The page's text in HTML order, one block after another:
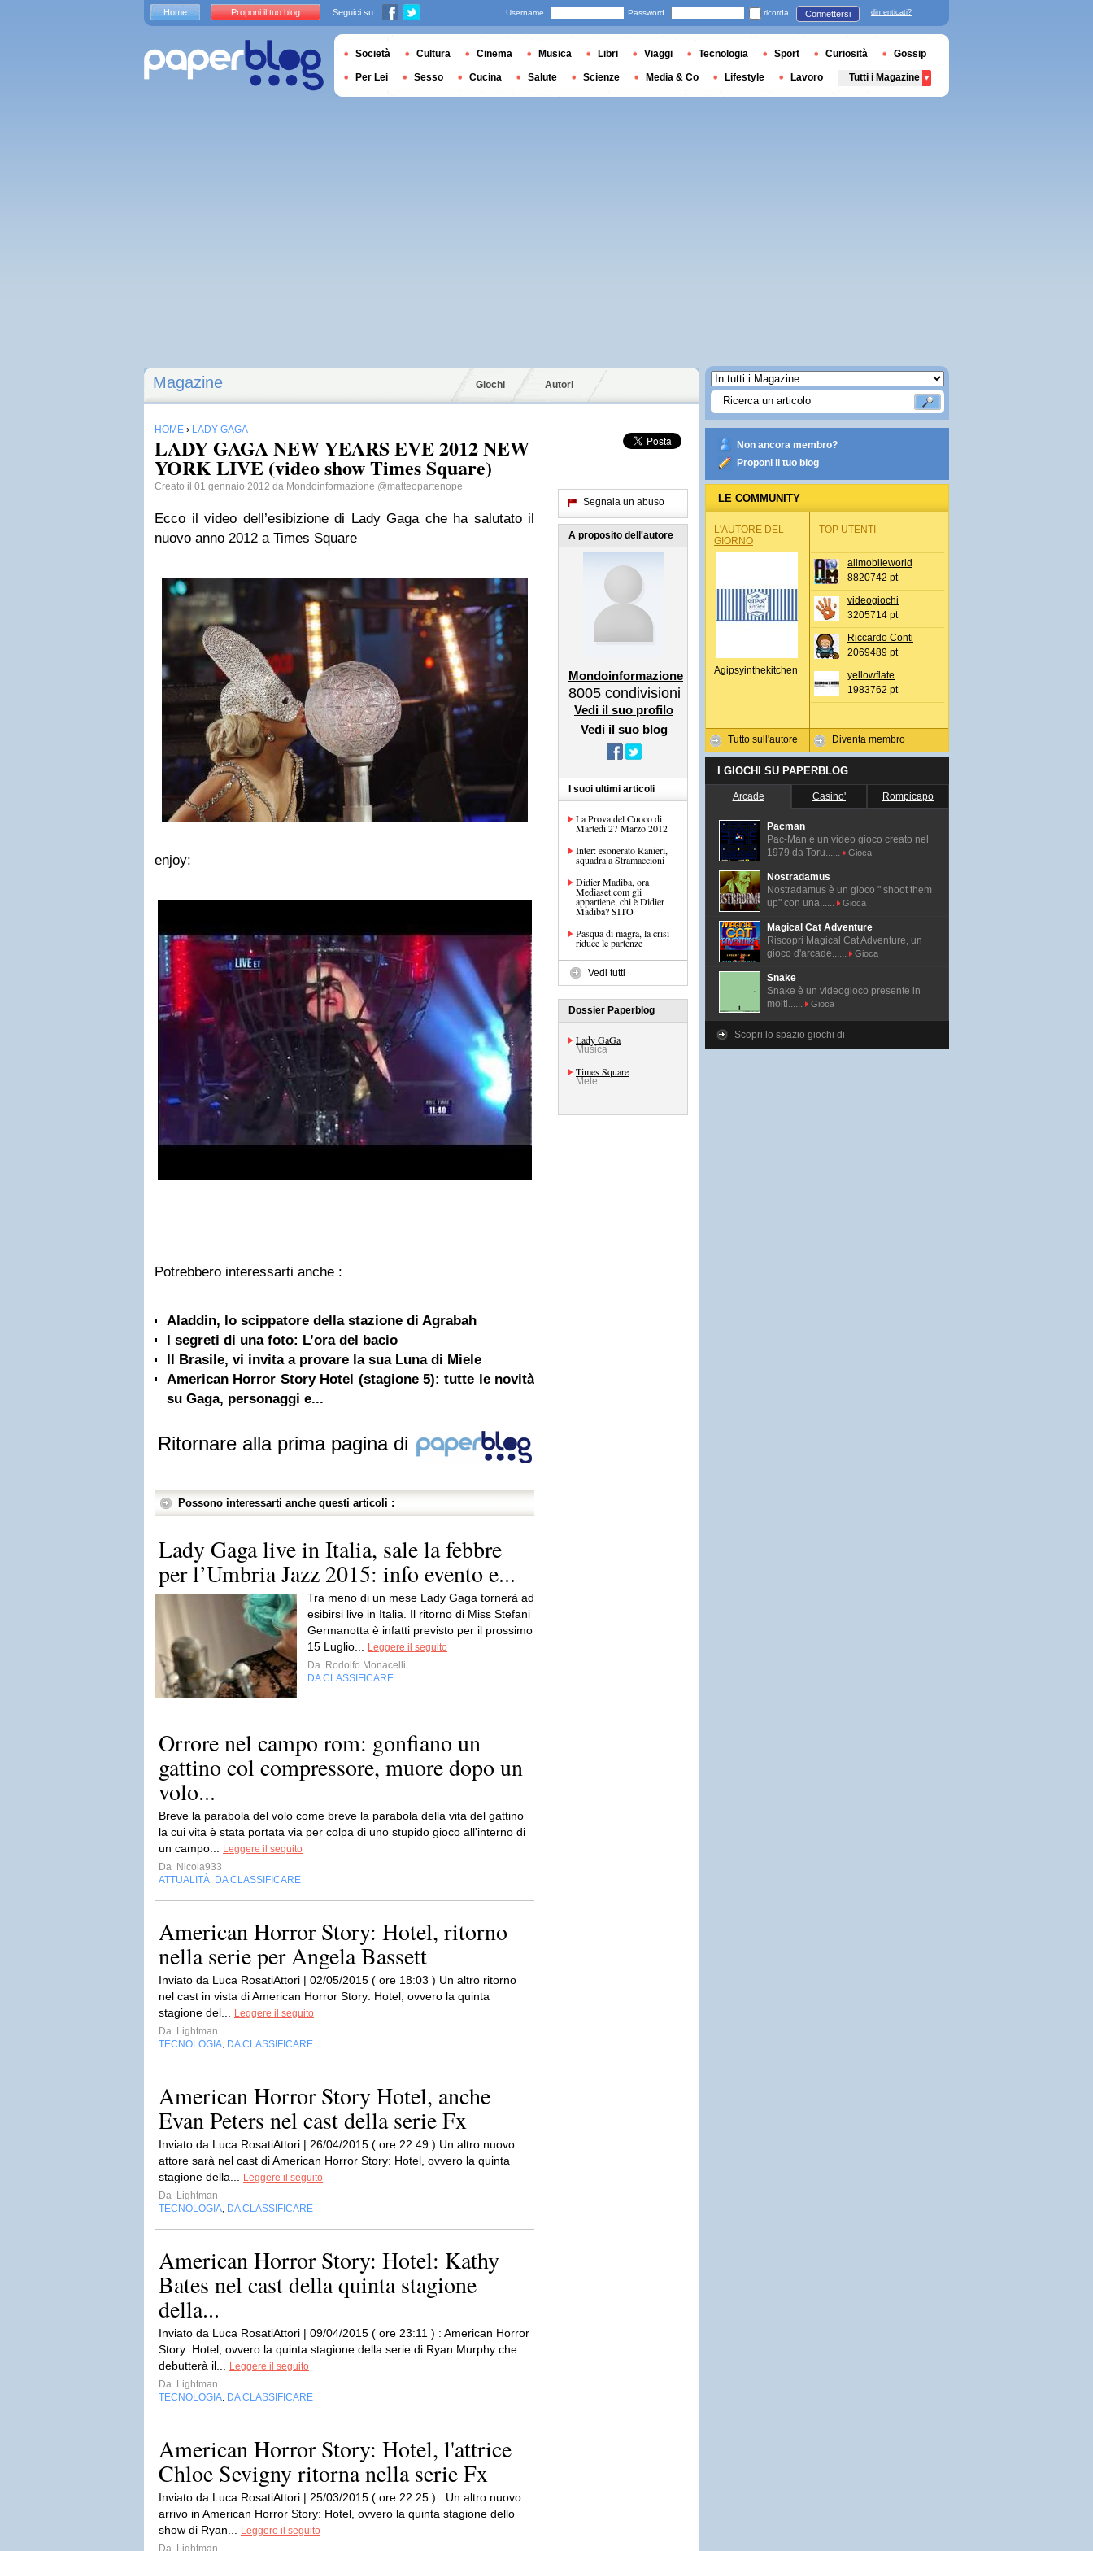
Magazine Giochi Autori
HOME › LADY GAGA
LADY GAGA NEW YEARS EVE 2012 NEW
YORK LIVE (video show Times Square)
Creato il 01 gennaio 2012 da Mondoinformazione @matteopartenope
Ecco il video dell’esibizione di Lady Gaga che ha salutato il
nuovo anno 2012 a Times Square
enjoy:
Potrebbero interessarti anche :
Aladdin, lo scippatore della stazione di Agrabah
I segreti di una foto: L’ora del bacio
Il Brasile, vi invita a provare la sua Luna di Miele
American Horror Story Hotel (stagione 5): tutte le novità
su Gaga, personaggi e...
Ritornare alla prima pagina di
Possono interessarti anche questi articoli :
Lady Gaga live in Italia, sale la febbre
per l’Umbria Jazz 2015: info evento e...
Tra meno di un mese Lady Gaga tornerà ad
esibirsi live in Italia. Il ritorno di Miss Stefani
Germanotta è infatti previsto per il prossimo
15 Luglio...
Leggere il seguito
Da Rodolfo Monacelli
DA CLASSIFICARE
Orrore nel campo rom: gonfiano un
gattino col compressore, muore dopo un
volo...
Breve la parabola del volo come breve la parabola della vita del gattino
la cui vita è stata portata via per colpa di uno stupido gioco all'interno di
un campo...
Leggere il seguito
Da Nicola933
ATTUALITÀ DA CLASSIFICARE
American Horror Story: Hotel, ritorno
nella serie per Angela Bassett
Inviato da Luca RosatiAttori | 02/05/2015 ( ore 18:03 ) Un altro ritorno
nel cast in vista di American Horror Story: Hotel, ovvero la quinta
stagione del...
Leggere il seguito
Da Lightman
TECNOLOGIA DA CLASSIFICARE
American Horror Story Hotel, anche
Evan Peters nel cast della serie Fx
Inviato da Luca RosatiAttori | 26/04/2015 ( ore 22:49 ) Un altro nuovo
attore sarà nel cast di American Horror Story: Hotel, ovvero la quinta
stagione della...
Leggere il seguito
Da Lightman
TECNOLOGIA DA CLASSIFICARE
American Horror Story: Hotel: Kathy
Bates nel cast della quinta stagione
della...
Inviato da Luca RosatiAttori | 09/04/2015 ( ore 23:11 ) : American Horror
Story: Hotel, ovvero la quinta stagione della serie di Ryan Murphy che
debutterà il...
Leggere il seguito
Da Lightman
TECNOLOGIA DA CLASSIFICARE
American Horror Story: Hotel, l'attrice
Chloe Sevigny ritorna nella serie Fx
Inviato da Luca RosatiAttori | 25/03/2015 ( ore 22:25 ) : Un altro nuovo
arrivo in American Horror Story: Hotel, ovvero la quinta stagione dello
show di Ryan...
Leggere il seguito
Da
Lightman
Segnala un abuso
A proposito dell'autore
Mondoinformazione
8005 condivisioni
Vedi il suo profilo
Vedi il suo blog
I suoi ultimi articoli
La Prova del Cuoco di
Martedi 27 Marzo 2012
Inter: esonerato Ranieri,
squadra a Stramaccioni
Didier Madiba, ora
Mediaset.com gli
appartiene, chi è Didier
Madiba? SITO
Pasqua di magra, la crisi
riduce le partenze
Vedi tutti
Dossier Paperblog
Lady GaGa
Musica
Times Square
Mete
Non ancora membro?
Proponi il tuo blog
LE COMMUNITY
L'AUTORE DEL
GIORNO
Agipsyinthekitchen
Tutto sull'autore
TOP UTENTI
allmobileworld
8820742 pt
videogiochi
3205714 pt
Riccardo Conti
2069489 pt
yellowflate
1983762 pt
Diventa membro
I GIOCHI SU PAPERBLOG
Arcade Casino' Rompicapo
Pacman
Pac-Man é un video gioco creato nel
1979 da Toru......
Gioca
Nostradamus
Nostradamus è un gioco " shoot them
up" con una......
Gioca
Magical Cat Adventure
Riscopri Magical Cat Adventure, un
gioco d'arcade......
Gioca
Snake
Snake è un videogioco presente in
molti......
Gioca
Scopri lo spazio giochi di
Home Proponi il tuo blog Seguici su Username Password ricorda Connettersi dimenticati?
Società Cultura Cinema Musica Libri Viaggi Tecnologia Sport Curiosità Gossip
Per Lei Sesso Cucina Salute Scienze Media & Co Lifestyle Lavoro Tutti i Magazine